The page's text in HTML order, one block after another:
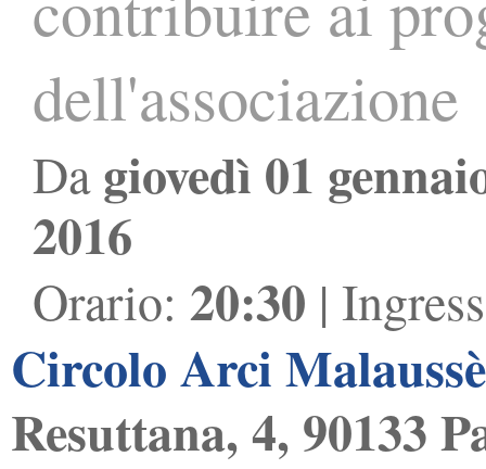
dell'associazione
Dagiovedì 01
2016
Orario: 20:30 |
Circolo Arci
Resuttana, 4, 90133